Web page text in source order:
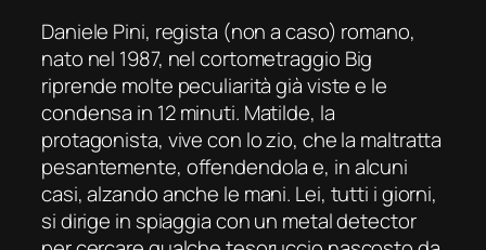
Daniele Pini, regista (non a caso) romano,
nato nel 1987, nel cortometraggio Big
riprende molte peculiarità già viste e le
condensa in 12 minuti. Matilde, la
protagonista, vive con lo zio, che la maltratta
pesantemente, offendendola e, in alcuni
casi, alzando anche le mani. Lei, tutti i giorni,
si dirige in spiaggia con un metal detector